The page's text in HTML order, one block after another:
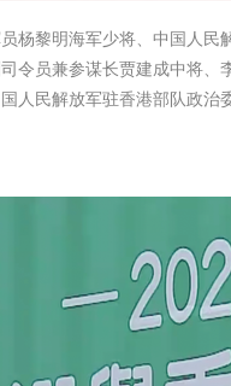
杨黎明海军少将、中国人
令员兼参谋长贾建成中将
人民解放军驻香港部队政